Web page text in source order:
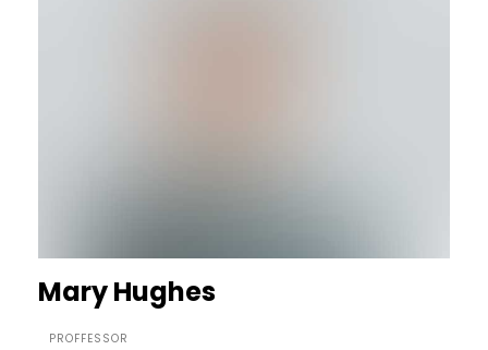
Mary Hughes
PROFFESSOR